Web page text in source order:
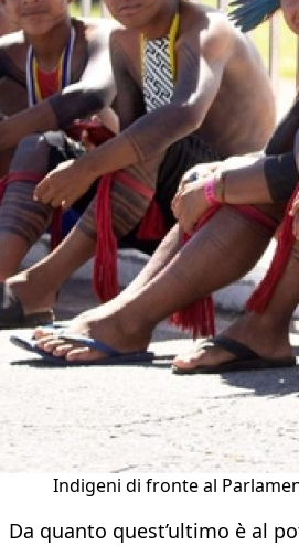
Indigeni di fronte al
Da quanto quest’ultimo è al